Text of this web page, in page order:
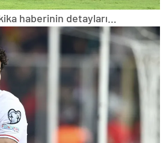
haberinin detayları…